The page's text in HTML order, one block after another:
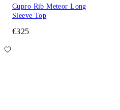
Cupro Rib Meteor Long
Sleeve Top
€325